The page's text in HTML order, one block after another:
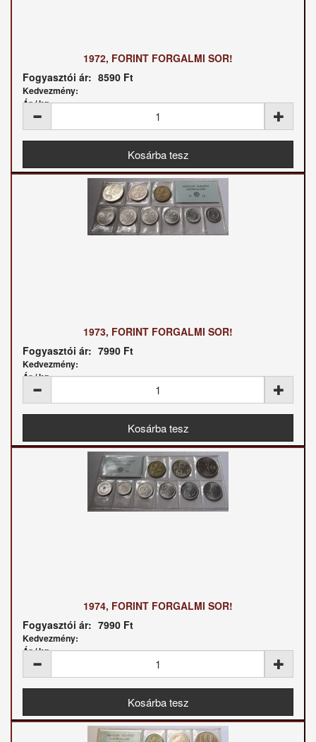
1972, FORINT FORGALMI SOR!
Fogyasztói ár: 8590 Ft
Kedvezmény:
Ár / kg:
1973, FORINT FORGALMI SOR!
Fogyasztói ár: 7990 Ft
Kedvezmény:
Ár / kg:
1974, FORINT FORGALMI SOR!
Fogyasztói ár: 7990 Ft
Kedvezmény:
Ár / kg: